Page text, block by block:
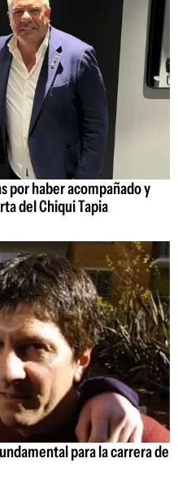
por haber acompañado y
del Chiqui Tapia
para la carrera de